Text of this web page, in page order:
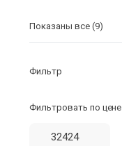
Показаны все (9)
Фильтр
Фильтровать по цене